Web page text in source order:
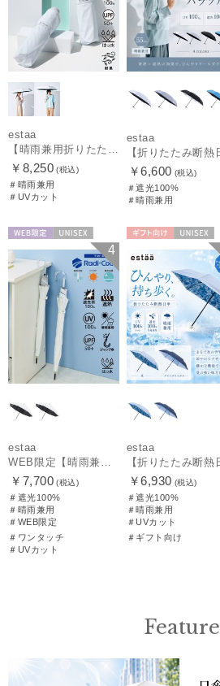
estaa
【晴雨兼用折りたたみ日傘】エスタ(estaa)REIKYAKUパラソル 大きめ60㎝ 世界初の放射冷却素材ラディクール 遮光100 UV100 耐風
￥8,250 (税込)
＃晴雨兼用
＃UVカット
estaa
￥6,600 (税込)
＃遮光100%
＃晴雨兼用
4
estaa
￥7,700 (税込)
＃遮光100%
＃晴雨兼用
＃WEB限定
＃ワンタッチ
＃UVカット
estaa
￥6,930 (税込)
＃遮光100%
＃晴雨兼用
＃UVカット
＃ギフト向け
Feature